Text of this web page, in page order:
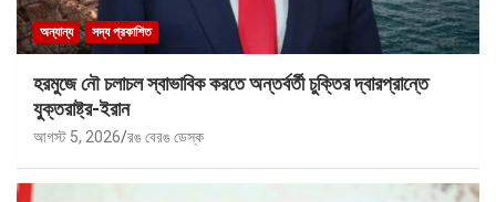
অন্যান্য সদ্য প্রকাশিত
হরমুজে নৌ চলাচল স্বাভাবিক করতে অন্তর্বর্তী চুক্তির দ্বারপ্রান্তে
যুক্তরাষ্ট্র-ইরান
আগস্ট 5, 2026 রঙ বেরঙ ডেস্ক